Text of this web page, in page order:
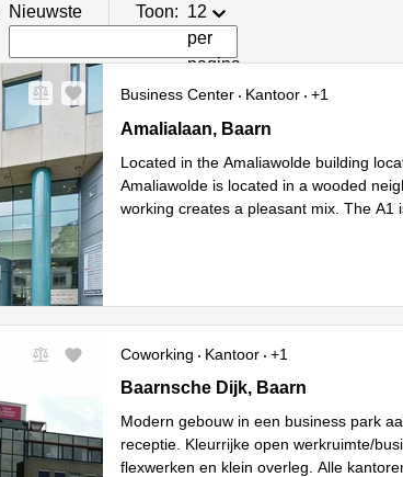
Nieuwste Toon: 12
per
pagina
Business Center Kantoor +1
Amalialaan 126, Baarn
Amalialaan, Baarn
Located in the Amaliawolde building
Amaliawolde is located in a wooded
working creates a pleasant mix. The A1
Coworking Kantoor
+1
Baarnsche Dijk 4d, Baarn
Baarnsche Dijk, Baarn
Modern gebouw in een business park
receptie. Kleurrijke open werkruimte/
flexwerken en klein overleg. Alle